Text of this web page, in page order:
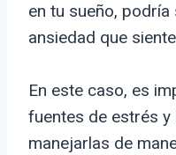
en tu sueño,
ansiedad que
En este caso, es
fuentes de estrés
manejarlas de